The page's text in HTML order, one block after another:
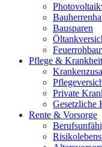
Bausparen
Pflege & Krankheit
Private
Gesetzliche
Rente & Vorsorge